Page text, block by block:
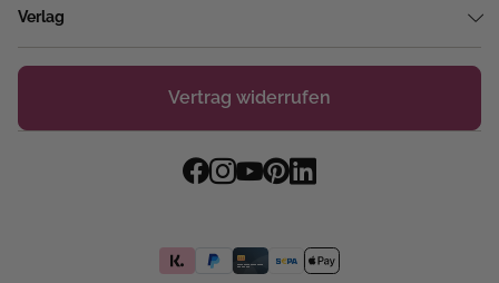
Verlag
Vertrag widerrufen